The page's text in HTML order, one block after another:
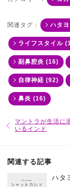
関連タグ： ハタ
ライフスタイル
副鼻腔炎 (16)
自律神経 (92)
鼻炎 (16)
マントラが生活に
いるインド
関連する記事
ハタ